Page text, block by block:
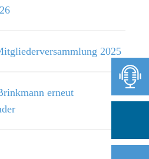
2025
erneut